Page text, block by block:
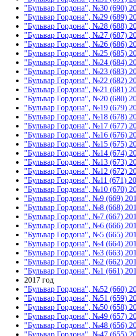
"Бульвар Гордона", №30 (690)
"Бульвар Гордона", №29 (689)
"Бульвар Гордона", №28 (688)
"Бульвар Гордона", №27 (687)
"Бульвар Гордона", №26 (686)
"Бульвар Гордона", №25 (685)
"Бульвар Гордона", №24 (684)
"Бульвар Гордона", №23 (683)
"Бульвар Гордона", №22 (682)
"Бульвар Гордона", №21 (681)
"Бульвар Гордона", №20 (680)
"Бульвар Гордона", №19 (679)
"Бульвар Гордона", №18 (678)
"Бульвар Гордона", №17 (677)
"Бульвар Гордона", №16 (676)
"Бульвар Гордона", №15 (675)
"Бульвар Гордона", №14 (674)
"Бульвар Гордона", №13 (673)
"Бульвар Гордона", №12 (672)
"Бульвар Гордона", №11 (671)
"Бульвар Гордона", №10 (670)
"Бульвар Гордона", №9 (669)
"Бульвар Гордона", №8 (668)
"Бульвар Гордона", №7 (667)
"Бульвар Гордона", №6 (666)
"Бульвар Гордона", №5 (665)
"Бульвар Гордона", №4 (664)
"Бульвар Гордона", №3 (663)
"Бульвар Гордона", №2 (662)
"Бульвар Гордона", №1 (661)
2017 год
"Бульвар Гордона", №52 (660)
"Бульвар Гордона", №51 (659)
"Бульвар Гордона", №50 (658)
"Бульвар Гордона", №49 (657)
"Бульвар Гордона", №48 (656)
"Бульвар Гордона", №47 (655)